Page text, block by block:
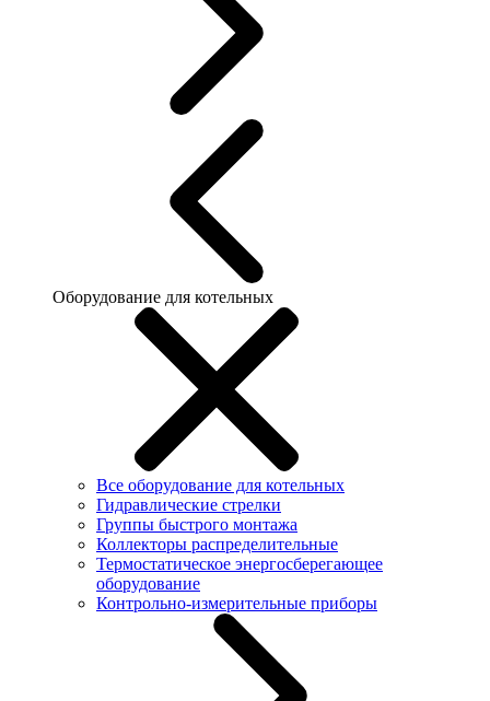
Оборудование для котельных
Все оборудование для котельных
Гидравлические стрелки
Группы быстрого монтажа
Коллекторы распределительные
Термостатическое энергосберегающее
оборудование
Контрольно-измерительные приборы